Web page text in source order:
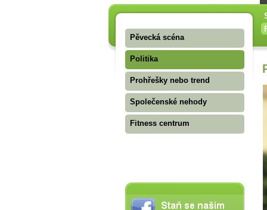
Pěvecká scéna
Politika
Prohřešky nebo trend
Společenské nehody
Fitness centrum